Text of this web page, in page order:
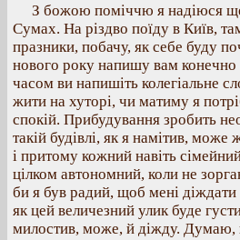
З божою поміччю я надіюся
Сумах. На різдво поїду в Київ,
празники, побачу, як себе буду
нового року напишу вам
часом ви напишіть колегіальне
жити на хуторі, чи матиму я
спокій. Прибудування зробить
такій будівлі, як я намітив,
і притому кожний навіть
цілком автономний, коли не
би я був радий, щоб мені діждати
як цей величезний улик буде
милостив, може, й діжду. Думаю,